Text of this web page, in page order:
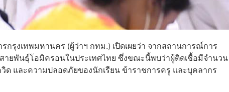
รุงเทพมหานคร (ผู้ว่าฯ กทม.) เปิดเผยว่า จากสถานการณ์การ
ายพันธุ์โอมิครอนในประเทศไทย ซึ่งขณะนี้พบว่าผู้ติดเชื้อมีจำนวน
ด และความปลอดภัยของนักเรียน ข้าราชการครู และบุคลากร